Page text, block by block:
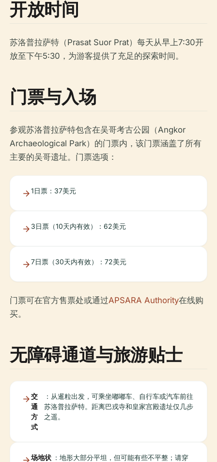
开放时间
苏洛普拉萨特（Prasat Suor Prat）每天从早上7:30开
放至下午5:30，为游客提供了充足的探索时间。
门票与入场
参观苏洛普拉萨特包含在吴哥考古公园（Angkor
Archaeological Park）的门票内，该门票涵盖了所有
主要的吴哥遗址。门票选项：
1日票：37美元
3日票（10天内有效）：62美元
7日票（30天内有效）：72美元
门票可在官方售票处或通过APSARA Authority在线购
买。
无障碍通道与旅游贴士
交
通
方
式
：从暹粒出发，可乘坐嘟嘟车、自行车或汽车前往
苏洛普拉萨特。距离巴戎寺和皇家宫殿遗址仅几步
之遥。
场地状 ：地形大部分平坦，但可能有些不平整；请穿